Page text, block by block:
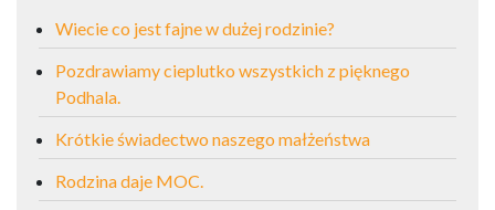
Wiecie co jest fajne w dużej rodzinie?
Pozdrawiamy cieplutko wszystkich z pięknego
Podhala.
Krótkie świadectwo naszego małżeństwa
Rodzina daje MOC.